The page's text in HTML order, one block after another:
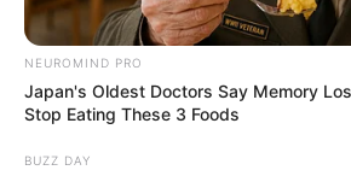
NEUROMIND PRO
Japan's Oldest Doctors Say Memory
Stop Eating These 3 Foods
BUZZ DAY